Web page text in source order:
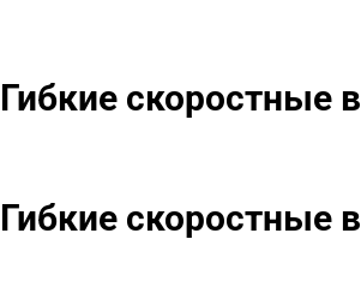
Гибкие скоростные
Гибкие скоростные